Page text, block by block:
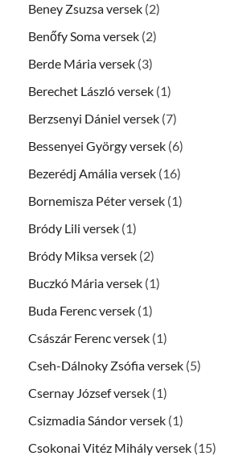
Beney Zsuzsa versek (2)
Benőfy Soma versek (2)
Berde Mária versek (3)
Berechet László versek (1)
Berzsenyi Dániel versek (7)
Bessenyei György versek (6)
Bezerédj Amália versek (16)
Bornemisza Péter versek (1)
Bródy Lili versek (1)
Bródy Miksa versek (2)
Buczkó Mária versek (1)
Buda Ferenc versek (1)
Császár Ferenc versek (1)
Cseh-Dálnoky Zsófia versek (5)
Csernay József versek (1)
Csizmadia Sándor versek (1)
Csokonai Vitéz Mihály versek (15)